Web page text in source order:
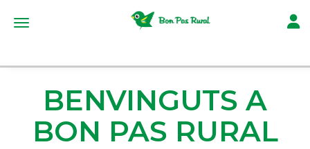
Toggle navigation
BENVINGUTS A
BON PAS RURAL